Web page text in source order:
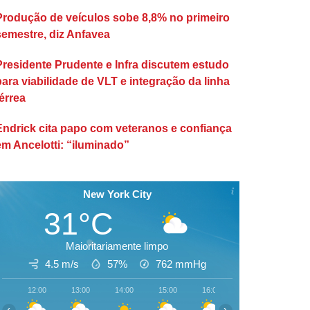
de veículos sobe 8,8% no primeiro
diz Anfavea
Prudente e Infra discutem estudo
viabilidade de VLT e integração da linha
cita papo com veteranos e confiança
Ancelotti: “iluminado”
New York City
31°C
Maioritariamente limpo
4.5 m/s
57% 762 mmHg
12:00 13:00 14:00 15:00 16:00